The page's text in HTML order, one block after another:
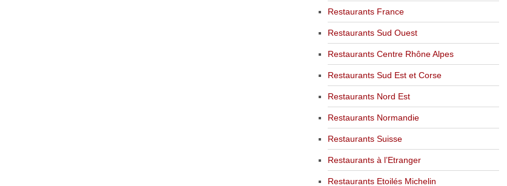
Restaurants France
Restaurants Sud Ouest
Restaurants Centre Rhône Alpes
Restaurants Sud Est et Corse
Restaurants Nord Est
Restaurants Normandie
Restaurants Suisse
Restaurants à l’Etranger
Restaurants Etoilés Michelin